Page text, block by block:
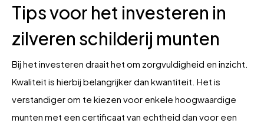
Tips voor het investeren in
zilveren schilderij munten
Bij het investeren draait het om zorgvuldigheid en inzicht.
Kwaliteit is hierbij belangrijker dan kwantiteit. Het is
verstandiger om te kiezen voor enkele hoogwaardige
munten met een certificaat van echtheid dan voor een